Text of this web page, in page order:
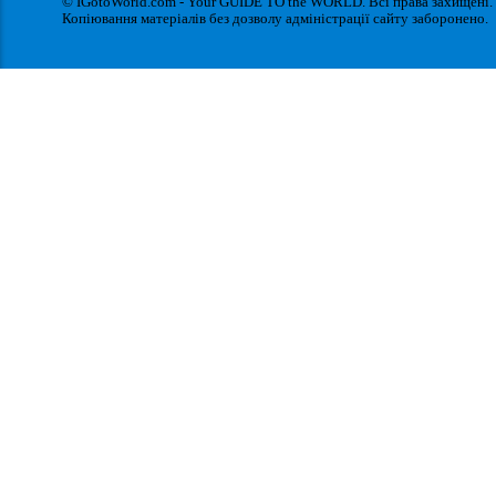
Копіювання матеріалів без дозволу адміністрації сайту заборонено.